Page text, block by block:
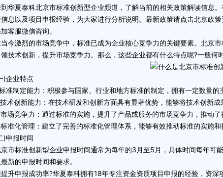
华夏泰科北京市标准创新型企业频道，了解当前的相关政策解读信息
息以及项目申报经验，为大家进行分析说明。最新政策请点击北京政
客服微信咨询。
激烈的市场竞争中，标准已成为企业核心竞争力的关键要素。 北京
技术创新，提升市场竞争力。那么，这些企业都有什么特点呢?一般
业特点
制定能力：积极参与国家、行业和地方标准的制定，拥有一定数量的
创新能力：在技术研发和创新方面具有显著优势，能够将技术创新成
竞争力：通过标准的实施，提升了产品或服务的市场竞争力，推动了
化管理：建立了完善的标准化管理体系，能够有效推动标准的实施和
报时间
标准创新型企业申报时间通常为每年的3月至5月，具体时间每年可
新的申报时间和要求。
申报成功率?华夏泰科拥有18年专注资金资质项目申报的经验，资深